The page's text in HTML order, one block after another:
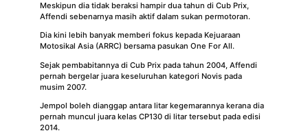
Meskipun dia tidak beraksi hampir dua tahun di Cub Prix,
Affendi sebenarnya masih aktif dalam sukan permotoran.
Dia kini lebih banyak memberi fokus kepada Kejuaraan
Motosikal Asia (ARRC) bersama pasukan One For All.
Sejak pembabitannya di Cub Prix pada tahun 2004, Affendi
pernah bergelar juara keseluruhan kategori Novis pada
musim 2007.
Jempol boleh dianggap antara litar kegemarannya kerana dia
pernah muncul juara kelas CP130 di litar tersebut pada edisi
2014.